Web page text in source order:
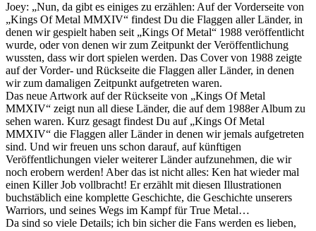
Joey: „Nun, da gibt es einiges zu erzählen: Auf der Vorderseite von
„Kings Of Metal MMXIV“ findest Du die Flaggen aller Länder, in
denen wir gespielt haben seit „Kings Of Metal“ 1988 veröffentlicht
wurde, oder von denen wir zum Zeitpunkt der Veröffentlichung
wussten, dass wir dort spielen werden. Das Cover von 1988 zeigte
auf der Vorder- und Rückseite die Flaggen aller Länder, in denen
wir zum damaligen Zeitpunkt aufgetreten waren.
Das neue Artwork auf der Rückseite von „Kings Of Metal
MMXIV“ zeigt nun all diese Länder, die auf dem 1988er Album zu
sehen waren. Kurz gesagt findest Du auf „Kings Of Metal
MMXIV“ die Flaggen aller Länder in denen wir jemals aufgetreten
sind. Und wir freuen uns schon darauf, auf künftigen
Veröffentlichungen vieler weiterer Länder aufzunehmen, die wir
noch erobern werden! Aber das ist nicht alles: Ken hat wieder mal
einen Killer Job vollbracht! Er erzählt mit diesen Illustrationen
buchstäblich eine komplette Geschichte, die Geschichte unserers
Warriors, und seines Wegs im Kampf für True Metal…
Da sind so viele Details; ich bin sicher die Fans werden es lieben,